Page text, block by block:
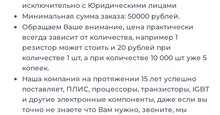
исключительно с Юридическими лицами
Минимальная сумма заказа: 50000 рублей.
Обращаем Ваше внимание, цена практически
всегда зависит от количества, например 1
резистор может стоить и 20 рублей при
количестве 1 шт, а при количестве 10 000 шт уже 5
копеек.
Наша компания на протяжении 15 лет успешно
поставляет, ПЛИС, процессоры, транзисторы, IGBT
и другие электронные компоненты, даже если вы
точно не знаете что Вам нужно, звоните, мы